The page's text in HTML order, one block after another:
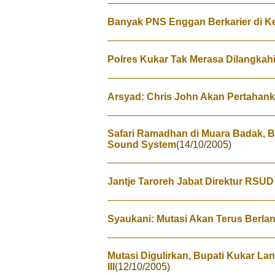
Banyak PNS Enggan Berkarier di
Polres Kukar Tak Merasa
Arsyad: Chris John Akan
Safari Ramadhan di Muara Badak,
Sound System(14/10/2005)
Jantje Taroreh Jabat Direktur
Syaukani: Mutasi Akan Terus
Mutasi Digulirkan, Bupati Kukar
(12/10/2005)